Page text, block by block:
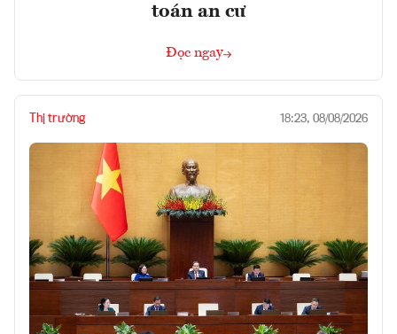
toán an cư
Đọc ngay
Thị trường 18:23, 08/08/2026